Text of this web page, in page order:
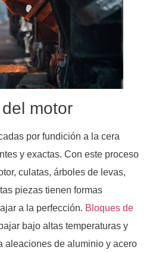
motor
por fundición a la cera
y exactas. Con este proceso
culatas, árboles de levas,
piezas tienen formas
a la perfección. Bloques de
bajo altas temperaturas y
aleaciones de aluminio y acero